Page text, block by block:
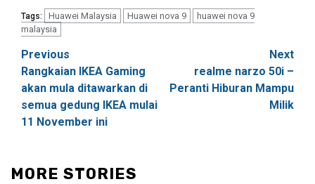
Tags: Huawei Malaysia Huawei nova 9
huawei nova 9
malaysia
Post
navigation
Previous
Rangkaian IKEA Gaming
akan mula ditawarkan di
semua gedung IKEA mulai
11 November ini
Next
realme narzo 50i –
Peranti Hiburan Mampu
Milik
MORE STORIES